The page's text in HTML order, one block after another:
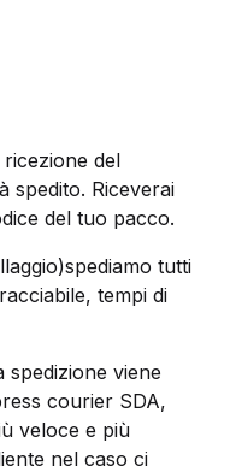
del
spedito. Riceverai
del tuo pacco.
tutti
tempi di
spedizione viene
courier SDA,
veloce e più
nel caso ci